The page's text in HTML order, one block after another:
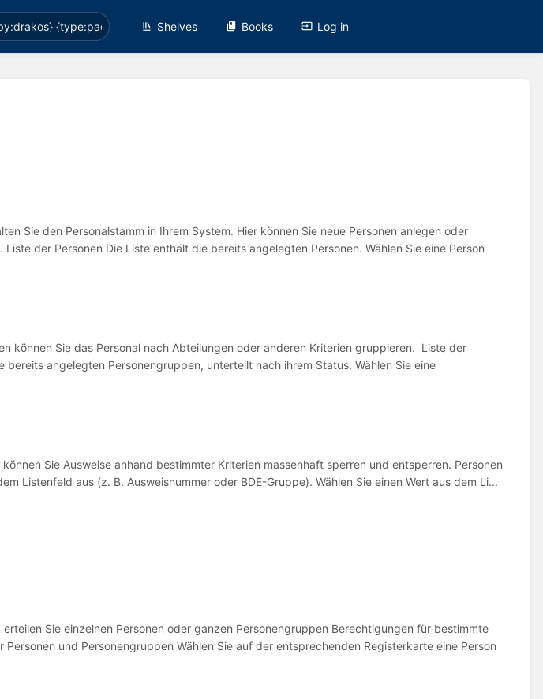
Shelves Books Log in
Sie den Personalstamm in Ihrem System. Hier können Sie neue Personen anlegen oder
der Personen Die Liste enthält die bereits angelegten Personen. Wählen Sie eine Person
können Sie das Personal nach Abteilungen oder anderen Kriterien gruppieren. Liste der
bereits angelegten Personengruppen, unterteilt nach ihrem Status. Wählen Sie eine
Sie Ausweise anhand bestimmter Kriterien massenhaft sperren und entsperren. Personen
Listenfeld aus (z. B. Ausweisnummer oder BDE-Gruppe). Wählen Sie einen Wert aus dem Li...
Sie einzelnen Personen oder ganzen Personengruppen Berechtigungen für bestimmte
und Personengruppen Wählen Sie auf der entsprechenden Registerkarte eine Person